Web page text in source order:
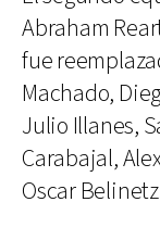
Abraham
fue
Machado,
Julio Illanes,
Carabajal,
Oscar